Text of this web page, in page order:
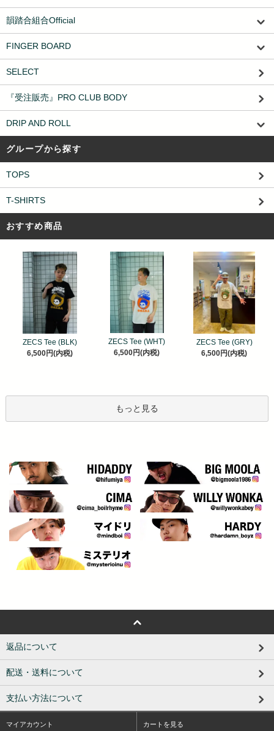
韻踏合組合Official
FINGER BOARD
SELECT
『受注販売』PRO CLUB BODY
DRIP AND ROLL
グループから探す
TOPS
T-SHIRTS
おすすめ商品
ZECS Tee (BLK)
6,500円(内税)
ZECS Tee (WHT)
6,500円(内税)
ZECS Tee (GRY)
6,500円(内税)
もっと見る
返品について
配送・送料について
支払い方法について
マイアカウント カートを見る